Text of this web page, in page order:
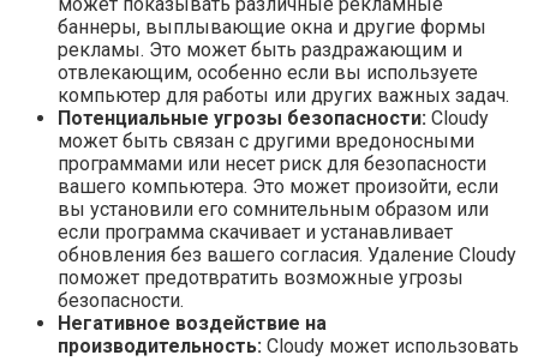
баннеры, выплывающие окна и другие формы
рекламы. Это может быть раздражающим и
отвлекающим, особенно если вы используете
компьютер для работы или других важных задач.
Потенциальные угрозы безопасности: Cloudy
может быть связан с другими вредоносными
программами или несет риск для безопасности
вашего компьютера. Это может произойти, если
вы установили его сомнительным образом или
если программа скачивает и устанавливает
обновления без вашего согласия. Удаление Cloudy
поможет предотвратить возможные угрозы
безопасности.
Негативное воздействие на
производительность: Cloudy может использовать